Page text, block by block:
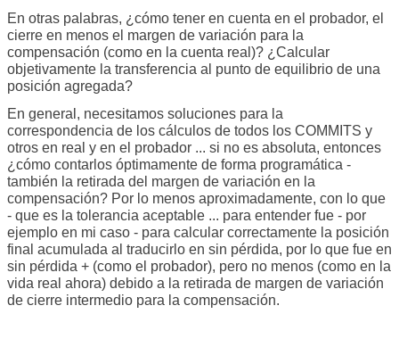
En otras palabras, ¿cómo tener en cuenta en el probador, el
cierre en menos el margen de variación para la
compensación (como en la cuenta real)? ¿Calcular
objetivamente la transferencia al punto de equilibrio de una
posición agregada?
En general, necesitamos soluciones para la
correspondencia de los cálculos de todos los COMMITS y
otros en real y en el probador ... si no es absoluta, entonces
¿cómo contarlos óptimamente de forma programática -
también la retirada del margen de variación en la
compensación? Por lo menos aproximadamente, con lo que
- que es la tolerancia aceptable ... para entender fue - por
ejemplo en mi caso - para calcular correctamente la posición
final acumulada al traducirlo en sin pérdida, por lo que fue en
sin pérdida + (como el probador), pero no menos (como en la
vida real ahora) debido a la retirada de margen de variación
de cierre intermedio para la compensación.